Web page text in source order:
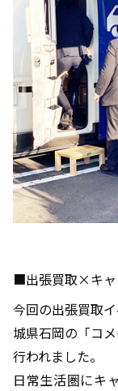
■出張買取×キャ
今回の出張買取
城県石岡の「コ
行われました。
日常生活圏にキ